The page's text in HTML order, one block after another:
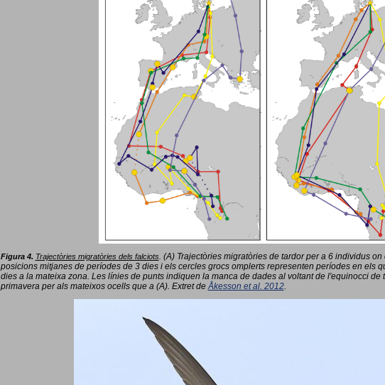
Figura 4. Trajectòries migratòries dels falciots. (A) Trajectòries migratòries de tardor per a 6 individus
posicions mitjanes de períodes de 3 dies i els cercles grocs omplerts representen períodes en els
dies a la mateixa zona. Les línies de punts indiquen la manca de dades al voltant de l'equinocci de
primavera per als mateixos ocells que a (A). Extret deÅkesson et al. 2012.